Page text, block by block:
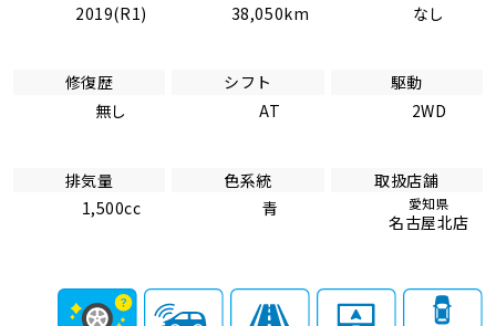
2019(R1)
38,050km
なし
修復歴
無し
シフト
AT
駆動
2WD
排気量
1,500cc
色系統
青
取扱店舗
愛知県
名古屋北店